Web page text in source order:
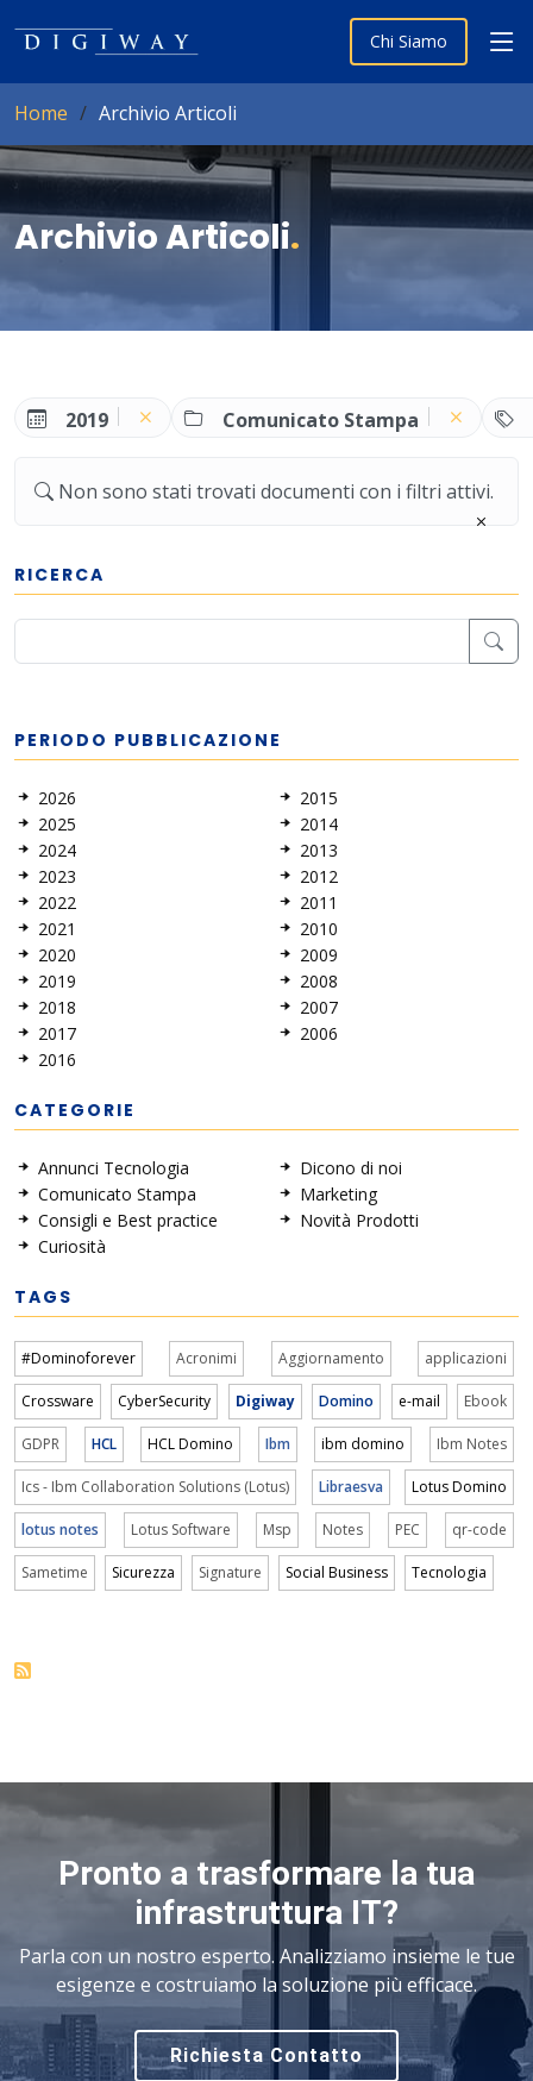
Chi Siamo
Home Archivio Articoli
Archivio Articoli.
2019 Comunicato Stampa
Non sono stati trovati documenti con i filtri attivi.
RICERCA
PERIODO PUBBLICAZIONE
2026
2025
2024
2023
2022
2021
2020
2019
2018
2017
2016
2015
2014
2013
2012
2011
2010
2009
2008
2007
2006
CATEGORIE
Annunci Tecnologia
Comunicato Stampa
Consigli e Best practice
Curiosità
Dicono di noi
Marketing
Novità Prodotti
TAGS
#Dominoforever Acronimi Aggiornamento applicazioni
Crossware CyberSecurity Digiway Domino e-mail Ebook
GDPR HCL HCL Domino Ibm ibm domino Ibm Notes
Ics - Ibm Collaboration Solutions (Lotus) Libraesva Lotus Domino
lotus notes Lotus Software Msp Notes PEC qr-code
Sametime Sicurezza Signature Social Business Tecnologia
Pronto a trasformare la tua
infrastruttura IT?
Parla con un nostro esperto. Analizziamo insieme le tue
esigenze e costruiamo la soluzione più efficace.
Richiesta Contatto